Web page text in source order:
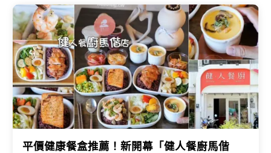
平價健康餐盒推薦！新開幕「健人餐廚馬偕